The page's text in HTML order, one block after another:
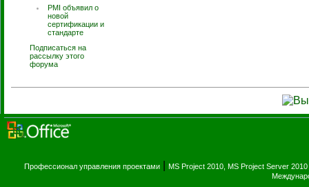
PMI объявил о
новой
сертификации и
стандарте
Подписаться на
рассылку этого
форума
Профессионал управления проектами MS Project 2010, MS Project Server 2010